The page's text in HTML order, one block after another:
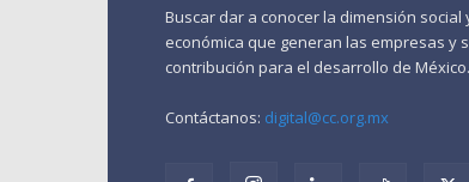
Buscar dar a conocer la dimensión social
económica que generan las empresas y
contribución para el desarrollo de México.
Contáctanos: digital@cc.org.mx